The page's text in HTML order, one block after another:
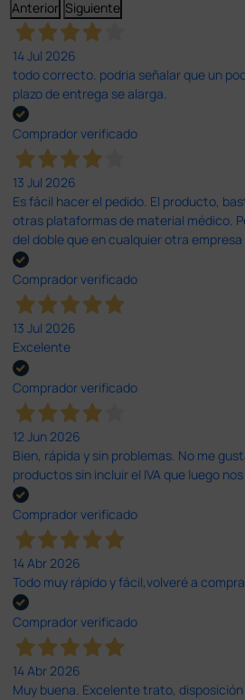
Anterior Siguiente
14 Jul 2026
todo correcto. podria señalar que un
plazo de entrega se alarga.
Comprador verificado
13 Jul 2026
Es fácil hacer el pedido. El producto,
otras plataformas de material médico.
del doble que en cualquier otra
Comprador verificado
13 Jul 2026
Excelente
Comprador verificado
12 Jun 2026
Bien, rápida y sin problemas. No me
productos sin incluir el IVA que luego
Comprador verificado
14 Abr 2026
Todo muy rápido y fácil,volveré a
Comprador verificado
14 Abr 2026
Muy buena. Excelente trato,